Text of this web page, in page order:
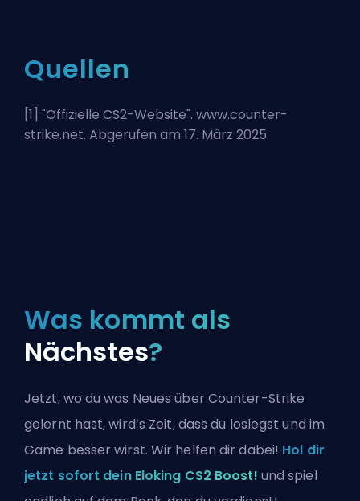
Quellen
[1] "Offizielle CS2-Website". www.counter-
strike.net. Abgerufen am 17. März 2025
Was kommt als
Nächstes?
Jetzt, wo du was Neues über Counter-Strike
gelernt hast, wird’s Zeit, dass du loslegst und im
Game besser wirst. Wir helfen dir dabei! Hol dir
jetzt sofort dein Eloking CS2 Boost! und spiel